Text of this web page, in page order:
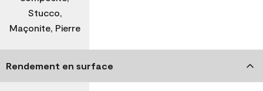
Stucco,
Maçonite, Pierre
Rendement en surface